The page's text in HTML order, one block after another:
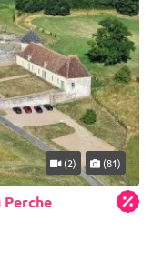
(2) (81)